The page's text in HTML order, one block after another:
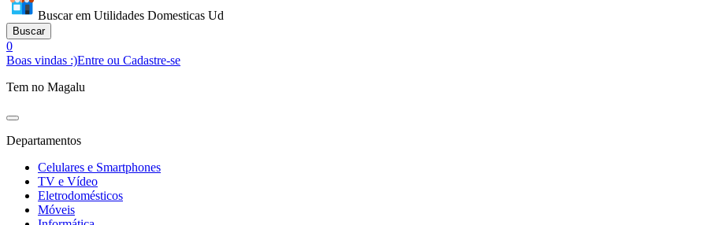
Buscar em Utilidades Domesticas Ud
Buscar
0
Boas vindas :)Entre ou Cadastre-se
Tem no Magalu
Departamentos
Celulares e Smartphones
TV e Vídeo
Eletrodomésticos
Móveis